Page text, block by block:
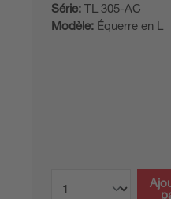
Série: TL 305-AC
Modèle: Équerre en L